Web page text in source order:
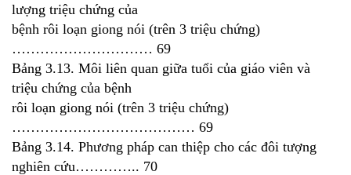
lượng triệu chứng của
bệnh rôi loạn giong nói (trên 3 triệu chứng)
………………………… 69
Bảng 3.13. Môi liên quan giữa tuổi của giáo viên và
triệu chứng của bệnh
rôi loạn giong nói (trên 3 triệu chứng)
………………………………… 69
Bảng 3.14. Phương pháp can thiệp cho các đôi tượng
nghiên cứu………….. 70